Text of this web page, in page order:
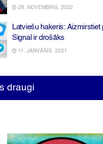
28. NOVEMBRIS, 2022
Latviešu hakeris: Aizmirstiet
Signal ir drošāks
11. JANVĀRIS, 2021
draugi